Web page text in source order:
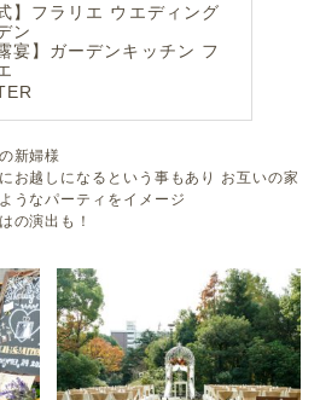
式】フラリエ ウエディング
ン
宴】ガーデンキッチン フ
新婦様
お越しになるという事もあり お互いの家
うなパーティをイメージ
の演出も！